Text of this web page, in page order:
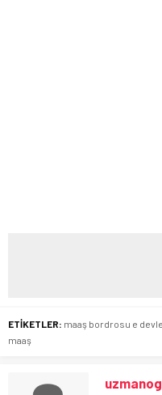
ETİKETLER: maaş bordrosu e
maaş